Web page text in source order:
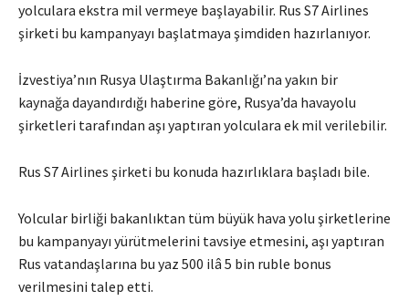
yolculara ekstra mil vermeye başlayabilir. Rus S7 Airlines
şirketi bu kampanyayı başlatmaya şimdiden hazırlanıyor.
İzvestiya’nın Rusya Ulaştırma Bakanlığı’na yakın bir
kaynağa dayandırdığı haberine göre, Rusya’da havayolu
şirketleri tarafından aşı yaptıran yolculara ek mil verilebilir.
Rus S7 Airlines şirketi bu konuda hazırlıklara başladı bile.
Yolcular birliği bakanlıktan tüm büyük hava yolu şirketlerine
bu kampanyayı yürütmelerini tavsiye etmesini, aşı yaptıran
Rus vatandaşlarına bu yaz 500 ilâ 5 bin ruble bonus
verilmesini talep etti.